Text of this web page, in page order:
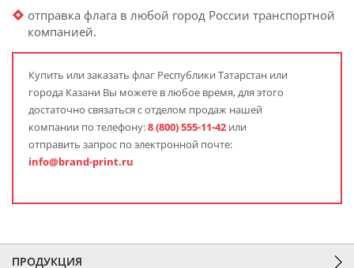
отправка флага в любой город России транспортной
компанией.
Купить или заказать флаг Республики Татарстан или
города Казани Вы можете в любое время, для этого
достаточно связаться с отделом продаж нашей
компании по телефону:8 (800) 555-11-42 или
отправить запрос по электронной почте:
info@brand-print.ru
ПРОДУКЦИЯ